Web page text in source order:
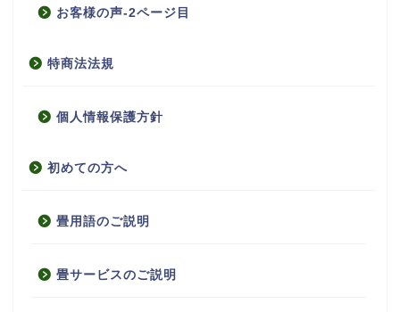
お客様の声-2ページ目
特商法法規
個人情報保護方針
初めての方へ
畳用語のご説明
畳サービスのご説明